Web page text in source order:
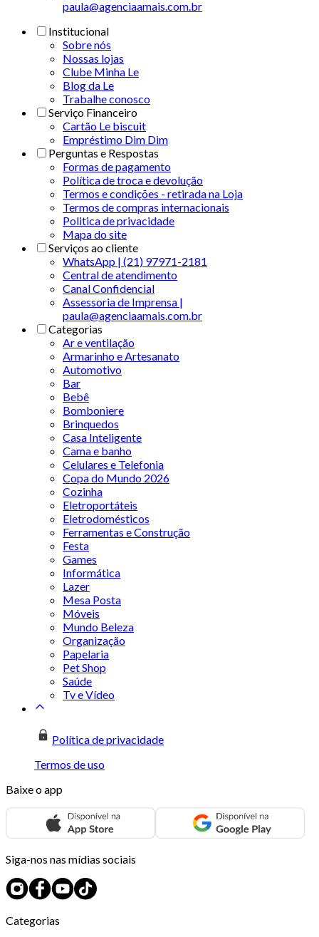
paula@agenciaamais.com.br
Institucional
Sobre nós
Nossas lojas
Clube Minha Le
Blog da Le
Trabalhe conosco
Serviço Financeiro
Cartão Le biscuit
Empréstimo Dim Dim
Perguntas e Respostas
Formas de pagamento
Política de troca e devolução
Termos e condições - retirada na Loja
Termos de compras internacionais
Politica de privacidade
Mapa do site
Serviços ao cliente
WhatsApp | (21) 97971-2181
Central de atendimento
Canal Confidencial
Assessoria de Imprensa |
paula@agenciaamais.com.br
Categorias
Ar e ventilação
Armarinho e Artesanato
Automotivo
Bar
Bebê
Bomboniere
Brinquedos
Casa Inteligente
Cama e banho
Celulares e Telefonia
Copa do Mundo 2026
Cozinha
Eletroportáteis
Eletrodomésticos
Ferramentas e Construção
Festa
Games
Informática
Lazer
Mesa Posta
Móveis
Mundo Beleza
Organização
Papelaria
Pet Shop
Saúde
Tv e Vídeo
Política de privacidade
Termos de uso
Baixe o app
Siga-nos nas mídias sociais
Categorias